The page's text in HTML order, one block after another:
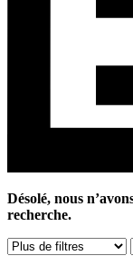
Désolé, nous
recherche.